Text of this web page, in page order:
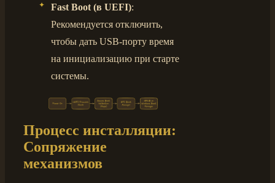
Fast Boot (в UEFI):
Рекомендуется отключить,
чтобы дать USB-порту время
на инициализацию при старте
системы.
Процесс инсталляции:
Сопряжение
механизмов